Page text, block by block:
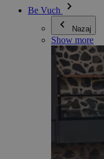
Be Vuch
Nazaj
Show more